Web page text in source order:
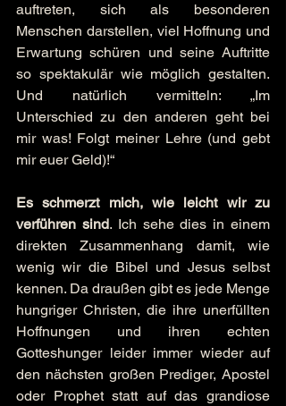
auftreten, sich als besonderen
Menschen darstellen, viel Hoffnung und
Erwartung schüren und seine Auftritte
so spektakulär wie möglich gestalten.
Und natürlich vermitteln: „Im
Unterschied zu den anderen geht bei
mir was! Folgt meiner Lehre (und gebt
mir euer Geld)!“
Es schmerzt mich, wie leicht wir zu
verführen sind. Ich sehe dies in einem
direkten Zusammenhang damit, wie
wenig wir die Bibel und Jesus selbst
kennen. Da draußen gibt es jede Menge
hungriger Christen, die ihre unerfüllten
Hoffnungen und ihren echten
Gotteshunger leider immer wieder auf
den nächsten großen Prediger, Apostel
oder Prophet statt auf das grandiose